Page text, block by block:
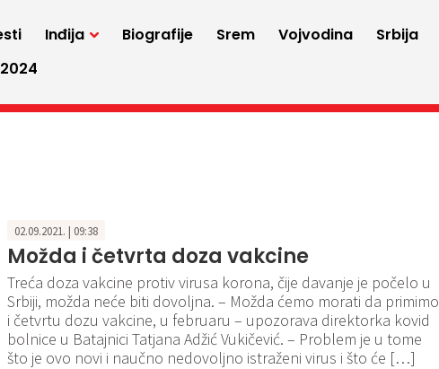
Inđija Biografije Srem Vojvodina Srbija
02.09.2021. | 09:38
Možda i četvrta doza vakcine
Treća doza vakcine protiv virusa korona, čije davanje je počelo u
Srbiji, možda neće biti dovoljna. – Možda ćemo morati da primimo
i četvrtu dozu vakcine, u februaru – upozorava direktorka kovid
bolnice u Batajnici Tatjana Adžić Vukičević. – Problem je u tome
što je ovo novi i naučno nedovoljno istraženi virus i što će […]